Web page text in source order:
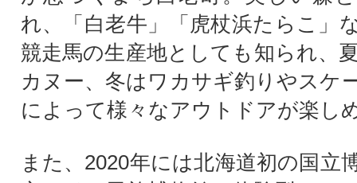
れ、「白老牛」「虎杖浜たらこ」
競走馬の生産地としても知られ、
カヌー、冬はワカサギ釣りやスケ
によって様々なアウトドアが楽し
また、2020年には北海道初の国立